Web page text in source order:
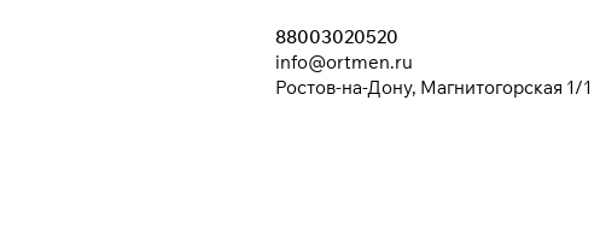
88003020520
info@ortmen.ru
Ростов-на-Дону, Магнитогорская 1/1